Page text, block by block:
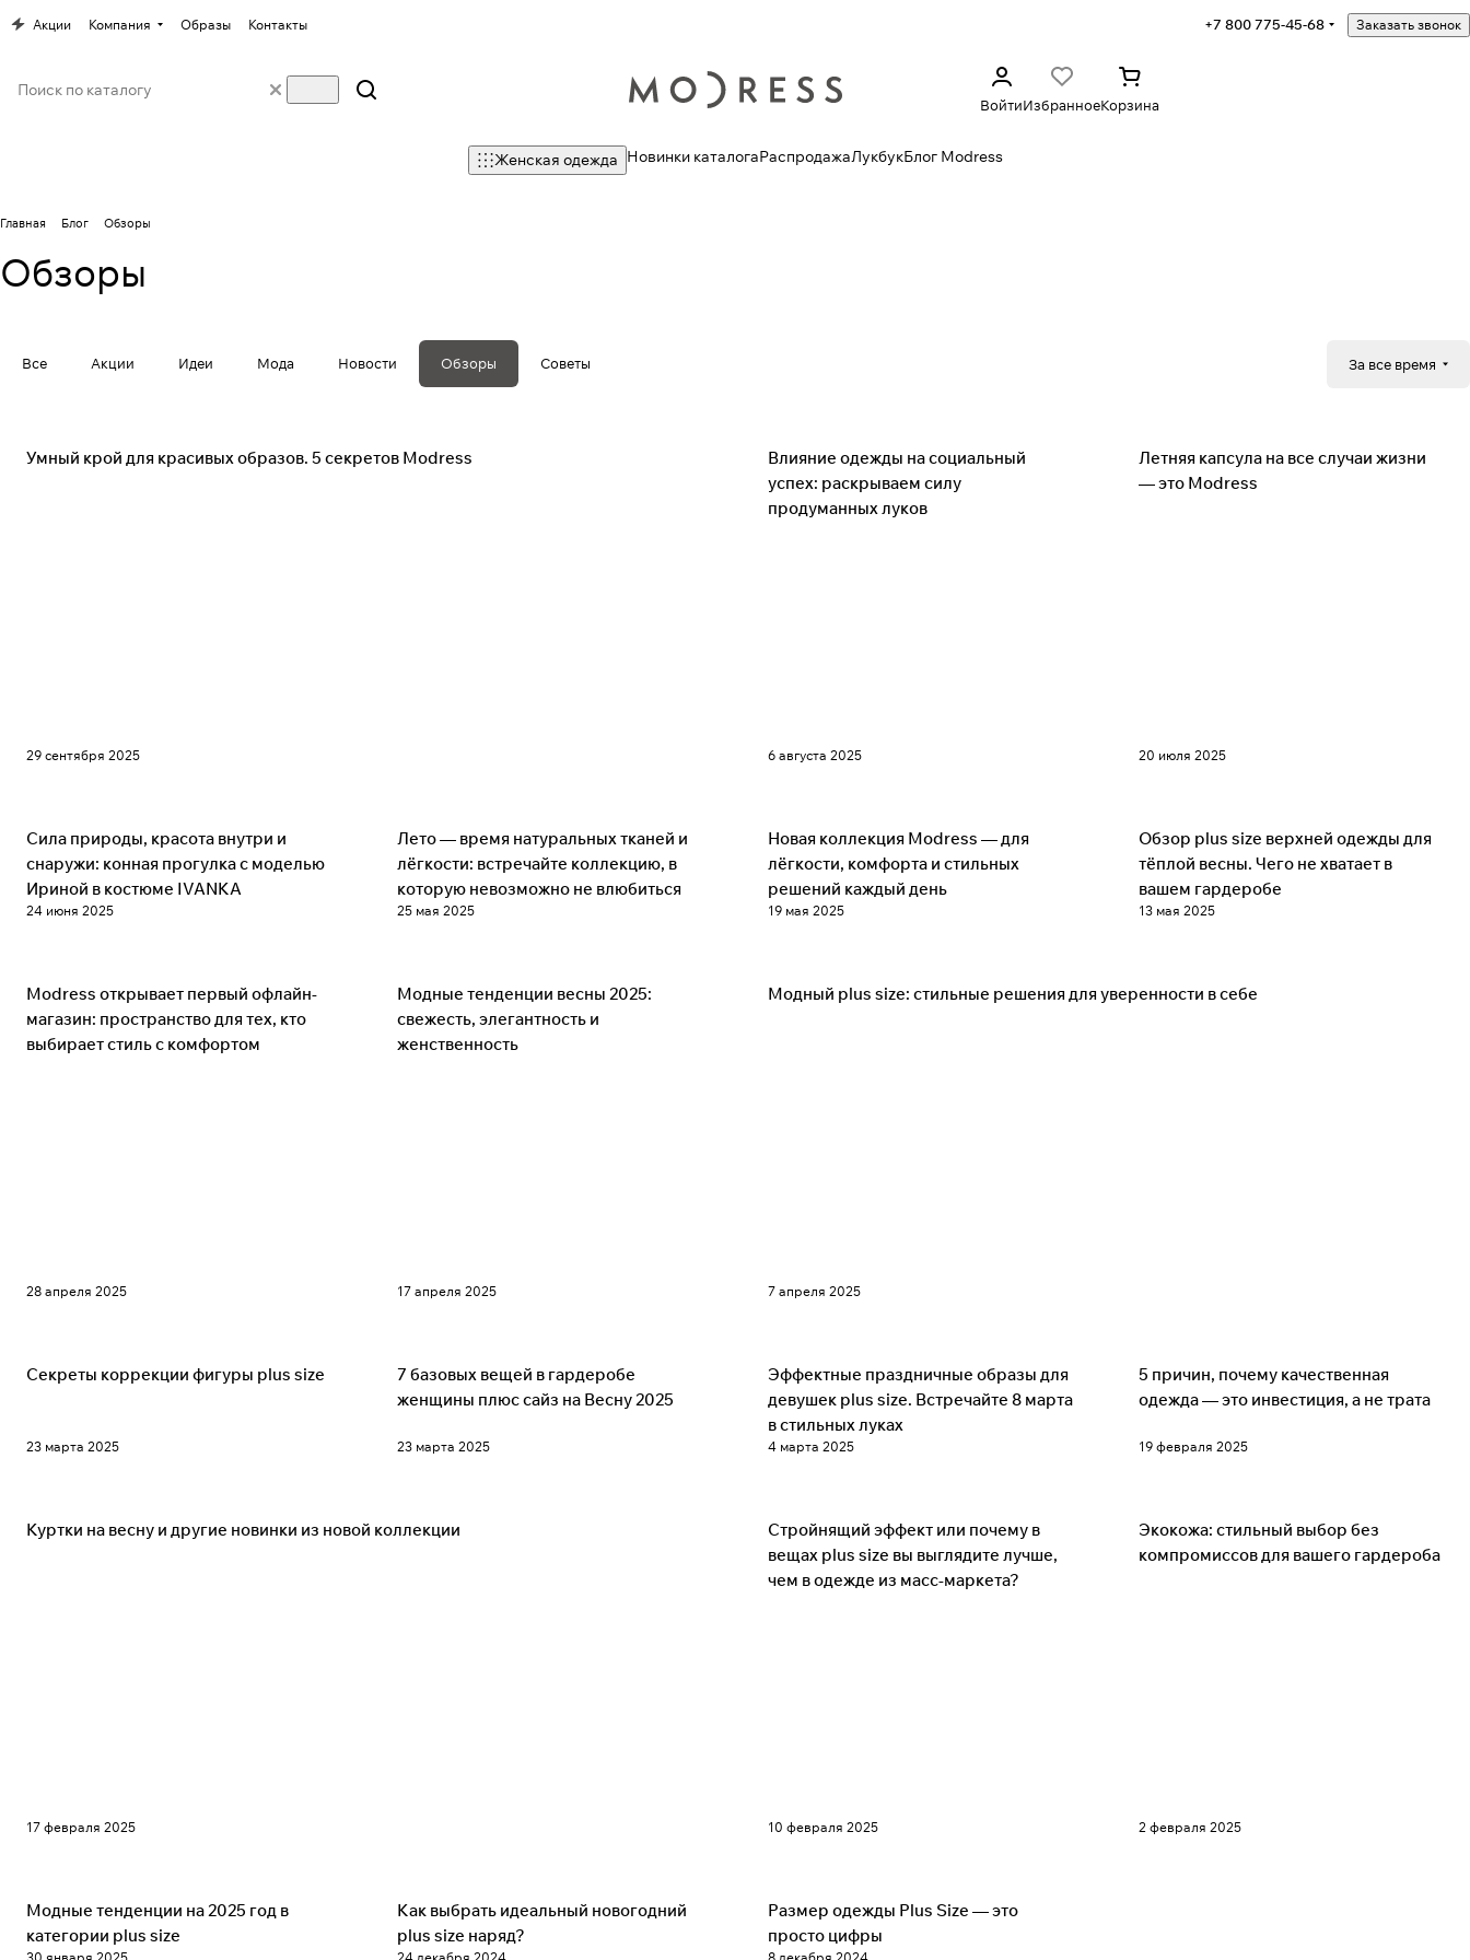
Акции Компания Образы Контакты +7 800 775-45-68 Заказать звонок
ВойтиИзбранноеКорзина
Женская одежда Новинки каталогаРаспродажаЛукбукБлог Modress
Главная Блог Обзоры
Обзоры
Все Акции Идеи Мода Новости Обзоры Советы За все время
Мода
29 сентября 2025
Умный крой для красивых образов. 5 секретов Modress Советы
6 августа 2025
Влияние одежды на социальный
успех: раскрываем силу
продуманных луков
Советы
20 июля 2025
Летняя капсула на все случаи жизни
— это Modress
Советы
24 июня 2025
Сила природы, красота внутри и
снаружи: конная прогулка с моделью
Ириной в костюме IVANKA
Советы
25 мая 2025
Лето — время натуральных тканей и
лёгкости: встречайте коллекцию, в
которую невозможно не влюбиться
Советы
19 мая 2025
Новая коллекция Modress — для
лёгкости, комфорта и стильных
решений каждый день
Советы
13 мая 2025
Обзор plus size верхней одежды для
тёплой весны. Чего не хватает в
вашем гардеробе
Мода
28 апреля 2025
Modress открывает первый офлайн-
магазин: пространство для тех, кто
выбирает стиль с комфортом
Советы
17 апреля 2025
Модные тенденции весны 2025:
свежесть, элегантность и
женственность
Советы
7 апреля 2025
Модный plus size: стильные решения для уверенности в себе
Советы
23 марта 2025
Секреты коррекции фигуры plus size Советы
23 марта 2025
7 базовых вещей в гардеробе
женщины плюс сайз на Весну 2025
Советы
4 марта 2025
Эффектные праздничные образы для
девушек plus size. Встречайте 8 марта
в стильных луках
Советы
19 февраля 2025
5 причин, почему качественная
одежда — это инвестиция, а не трата
Советы
17 февраля 2025
Куртки на весну и другие новинки из новой коллекции Советы
10 февраля 2025
Стройнящий эффект или почему в
вещах plus size вы выглядите лучше,
чем в одежде из масс-маркета?
Советы
2 февраля 2025
Экокожа: стильный выбор без
компромиссов для вашего гардероба
Советы
Модные тенденции на 2025 год в
категории plus size
Советы
Как выбрать идеальный новогодний
plus size наряд?
Советы
Размер одежды Plus Size — это
просто цифры